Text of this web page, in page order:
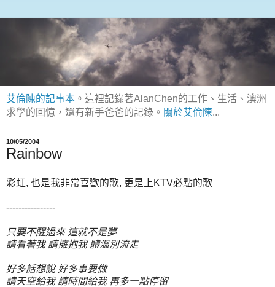
艾倫陳的記事本 。這裡記錄著AlanChen的工作、生活、澳洲
求學的回憶，還有新手爸爸的記錄。 關於艾倫陳...
10/05/2004
Rainbow
彩虹, 也是我非常喜歡的歌, 更是上KTV必點的歌
----------------
只要不醒過來 這就不是夢
請看著我 請擁抱我 體溫別流走
好多話想說 好多事要做
請天空給我 請時間給我 再多一點停留